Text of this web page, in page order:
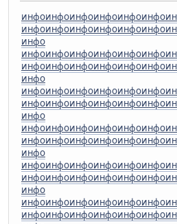
инфоинфоинфоинфоинфоинфо
инфоинфоинфоинфоинфоинфо
инфо
инфоинфоинфоинфоинфоинфо
инфоинфоинфоинфоинфоинфо
инфо
инфоинфоинфоинфоинфоинфо
инфоинфоинфоинфоинфоинфо
инфо
инфоинфоинфоинфоинфоинфо
инфоинфоинфоинфоинфоинфо
инфо
инфоинфоинфоинфоинфоинфо
инфоинфоинфоинфоинфоинфо
инфо
инфоинфоинфоинфоинфоинфо
инфоинфоинфоинфоинфоинфо